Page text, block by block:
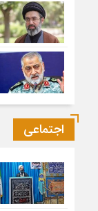
اجتماعی